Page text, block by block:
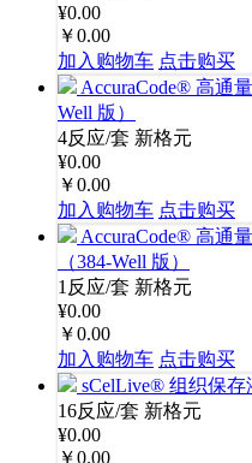
¥0.00
￥0.00
加入购物车 点击购买
AccuraCode® 高通
Well 版）
4反应/套 新格元
¥0.00
￥0.00
加入购物车 点击购买
AccuraCode® 高通
（384-Well 版）
1反应/套 新格元
¥0.00
￥0.00
加入购物车 点击购买
sCelLive® 组织保存
16反应/套 新格元
¥0.00
￥0.00